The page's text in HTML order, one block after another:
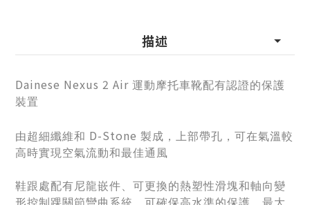
描述
Dainese Nexus 2 Air運動摩托車靴配有認證的保護
裝置
由超細纖維和 D-Stone製成，上部帶孔，可在氣溫較
高時實現空氣流動和最佳通風
鞋跟處配有尼龍嵌件、可更換的熱塑性滑塊和軸向變
形控制踝關節彎曲系統，可確保高水準的保護、最大